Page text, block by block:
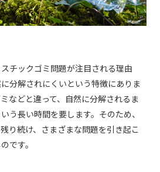
チックゴミ問題が注目される理由
分解されにくいという特徴にありま
などと違って、自然に分解されるま
う長い時間を要します。そのため、
り続け、さまざまな問題を引き起こ
です。